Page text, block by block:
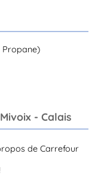
Propane)
- Calais
de Carrefour